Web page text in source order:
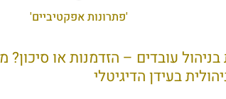
'פתרונות אפקטיביים'
עובדים – הזדמנות או
בעידן הדיגיטלי